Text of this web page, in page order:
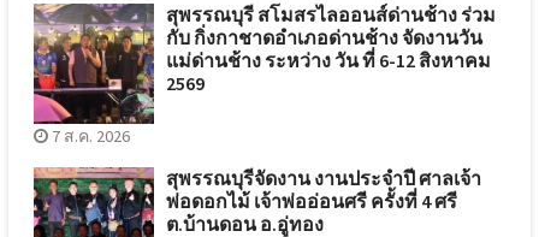
สุพรรณบุรี สโมสรไลออนส์ด่านช้าง ร่วม
กับ กิ่งกาชาดอำเภอด่านช้าง จัดงานวัน
แม่ด่านช้าง ระหว่าง วัน ที่ 6-12 สิงหาคม
2569
7 ส.ค. 2026
สุพรรณบุรีจัดงาน งานประจำปี ศาลเจ้า
พ่อดอกไม้ เจ้าพ่ออ่อนศรี ครั้งที่ 4 ศรี
ต.บ้านดอน อ.อู่ทอง